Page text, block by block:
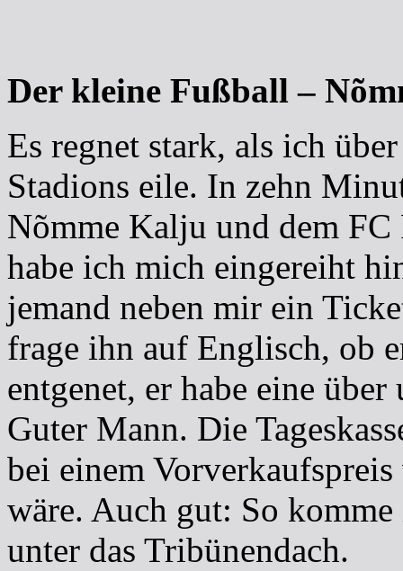
Der kleine Fußball –
Es regnet stark, als ich
Stadions eile. In zehn
Nõmme Kalju und dem
habe ich mich eingereiht
jemand neben mir ein
frage ihn auf Englisch, ob
entgenet, er habe eine
Guter Mann. Die
bei einem
wäre. Auch gut: So
unter das Tribünendach.